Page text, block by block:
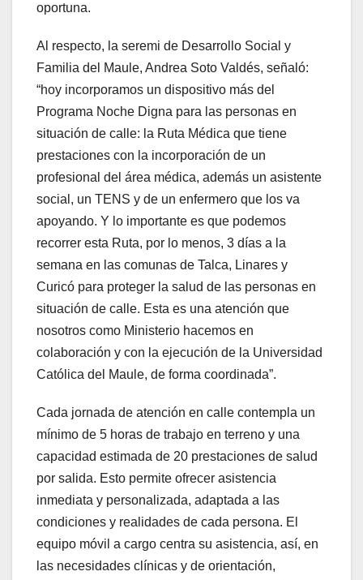
oportuna.
Al respecto, la seremi de Desarrollo Social y
Familia del Maule, Andrea Soto Valdés, señaló:
“hoy incorporamos un dispositivo más del
Programa Noche Digna para las personas en
situación de calle: la Ruta Médica que tiene
prestaciones con la incorporación de un
profesional del área médica, además un asistente
social, un TENS y de un enfermero que los va
apoyando. Y lo importante es que podemos
recorrer esta Ruta, por lo menos, 3 días a la
semana en las comunas de Talca, Linares y
Curicó para proteger la salud de las personas en
situación de calle. Esta es una atención que
nosotros como Ministerio hacemos en
colaboración y con la ejecución de la Universidad
Católica del Maule, de forma coordinada”.
Cada jornada de atención en calle contempla un
mínimo de 5 horas de trabajo en terreno y una
capacidad estimada de 20 prestaciones de salud
por salida. Esto permite ofrecer asistencia
inmediata y personalizada, adaptada a las
condiciones y realidades de cada persona. El
equipo móvil a cargo centra su asistencia, así, en
las necesidades clínicas y de orientación,